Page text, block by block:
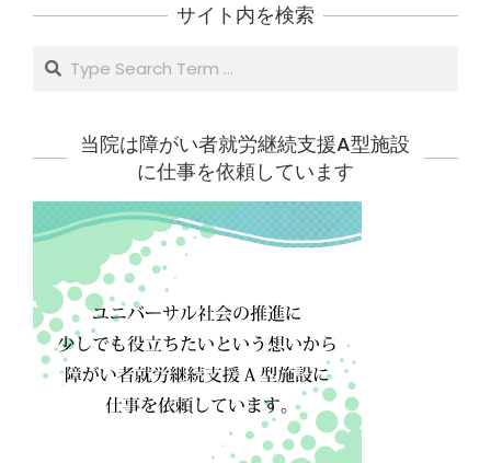
サイト内を検索
Search
当院は障がい者就労継続支援A型施設
に仕事を依頼しています